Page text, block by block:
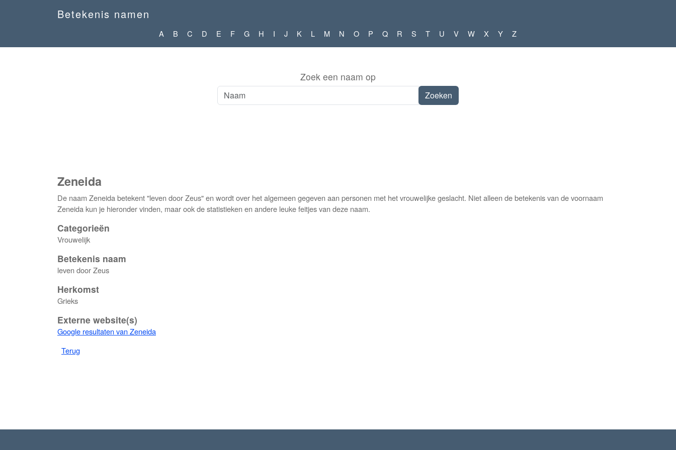
Betekenis namen
A B C D E F G H I J K L M N O P Q R S T U V W X Y Z
Zoek een naam op
Zeneida
De naam Zeneida betekent "leven door Zeus" en wordt over het algemeen gegeven aan personen met het vrouwelijke geslacht. Niet alleen de betekenis van de voornaam
Zeneida kun je hieronder vinden, maar ook de statistieken en andere leuke feitjes van deze naam.
Categorieën
Vrouwelijk
Betekenis naam
leven door Zeus
Herkomst
Grieks
Externe website(s)
Google resultaten van Zeneida
Terug